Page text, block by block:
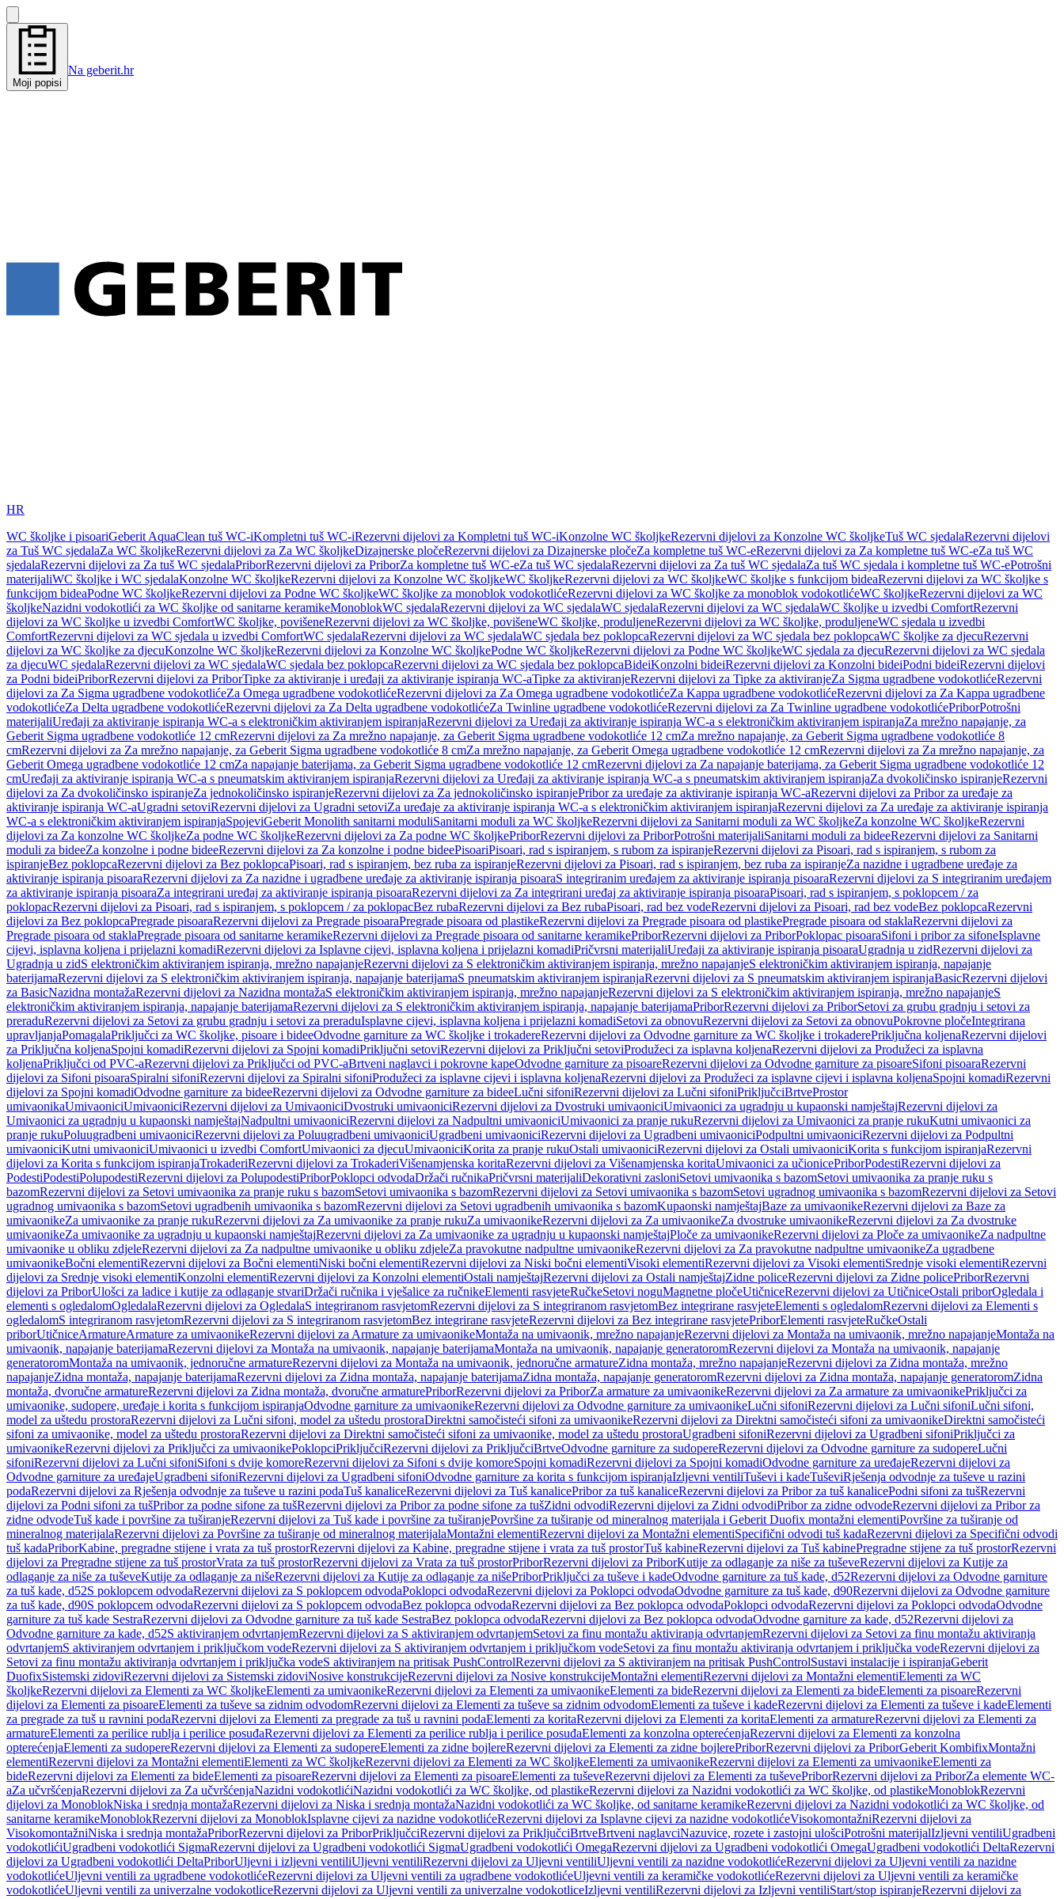
Moji popisi
Na geberit.hr
HR
WC školjke i pisoariGeberit AquaClean tuš WC-iKompletni tuš WC-iRezervni dijelovi za Kompletni tuš WC-iKonzolne WC školjkeRezervni dijelovi za Konzolne WC školjkeTuš WC sjedalaRezervni dijelovi
za Tuš WC sjedalaZa WC školjkeRezervni dijelovi za Za WC školjkeDizajnerske pločeRezervni dijelovi za Dizajnerske pločeZa kompletne tuš WC-eRezervni dijelovi za Za kompletne tuš WC-eZa tuš WC
sjedalaRezervni dijelovi za Za tuš WC sjedalaPriborRezervni dijelovi za PriborZa kompletne tuš WC-eZa tuš WC sjedalaRezervni dijelovi za Za tuš WC sjedalaZa tuš WC sjedala i kompletne tuš WC-ePotrošni
materijaliWC školjke i WC sjedalaKonzolne WC školjkeRezervni dijelovi za Konzolne WC školjkeWC školjkeRezervni dijelovi za WC školjkeWC školjke s funkcijom bideaRezervni dijelovi za WC školjke s
funkcijom bideaPodne WC školjkeRezervni dijelovi za Podne WC školjkeWC školjke za monoblok vodokotlićeRezervni dijelovi za WC školjke za monoblok vodokotlićeWC školjkeRezervni dijelovi za WC
školjkeNazidni vodokotlići za WC školjke od sanitarne keramikeMonoblokWC sjedalaRezervni dijelovi za WC sjedalaWC sjedalaRezervni dijelovi za WC sjedalaWC školjke u izvedbi ComfortRezervni
dijelovi za WC školjke u izvedbi ComfortWC školjke, povišeneRezervni dijelovi za WC školjke, povišeneWC školjke, produljeneRezervni dijelovi za WC školjke, produljeneWC sjedala u izvedbi
ComfortRezervni dijelovi za WC sjedala u izvedbi ComfortWC sjedalaRezervni dijelovi za WC sjedalaWC sjedala bez poklopcaRezervni dijelovi za WC sjedala bez poklopcaWC školjke za djecuRezervni
dijelovi za WC školjke za djecuKonzolne WC školjkeRezervni dijelovi za Konzolne WC školjkePodne WC školjkeRezervni dijelovi za Podne WC školjkeWC sjedala za djecuRezervni dijelovi za WC sjedala
za djecuWC sjedalaRezervni dijelovi za WC sjedalaWC sjedala bez poklopcaRezervni dijelovi za WC sjedala bez poklopcaBideiKonzolni bideiRezervni dijelovi za Konzolni bideiPodni bideiRezervni dijelovi
za Podni bideiPriborRezervni dijelovi za PriborTipke za aktiviranje i uređaji za aktiviranje ispiranja WC-aTipke za aktiviranjeRezervni dijelovi za Tipke za aktiviranjeZa Sigma ugradbene vodokotlićeRezervni
dijelovi za Za Sigma ugradbene vodokotlićeZa Omega ugradbene vodokotlićeRezervni dijelovi za Za Omega ugradbene vodokotlićeZa Kappa ugradbene vodokotlićeRezervni dijelovi za Za Kappa ugradbene
vodokotlićeZa Delta ugradbene vodokotlićeRezervni dijelovi za Za Delta ugradbene vodokotlićeZa Twinline ugradbene vodokotlićeRezervni dijelovi za Za Twinline ugradbene vodokotlićePriborPotrošni
materijaliUređaji za aktiviranje ispiranja WC-a s elektroničkim aktiviranjem ispiranjaRezervni dijelovi za Uređaji za aktiviranje ispiranja WC-a s elektroničkim aktiviranjem ispiranjaZa mrežno napajanje, za
Geberit Sigma ugradbene vodokotliće 12 cmRezervni dijelovi za Za mrežno napajanje, za Geberit Sigma ugradbene vodokotliće 12 cmZa mrežno napajanje, za Geberit Sigma ugradbene vodokotliće 8
cmRezervni dijelovi za Za mrežno napajanje, za Geberit Sigma ugradbene vodokotliće 8 cmZa mrežno napajanje, za Geberit Omega ugradbene vodokotliće 12 cmRezervni dijelovi za Za mrežno napajanje, za
Geberit Omega ugradbene vodokotliće 12 cmZa napajanje baterijama, za Geberit Sigma ugradbene vodokotliće 12 cmRezervni dijelovi za Za napajanje baterijama, za Geberit Sigma ugradbene vodokotliće 12
cmUređaji za aktiviranje ispiranja WC-a s pneumatskim aktiviranjem ispiranjaRezervni dijelovi za Uređaji za aktiviranje ispiranja WC-a s pneumatskim aktiviranjem ispiranjaZa dvokoličinsko ispiranjeRezervni
dijelovi za Za dvokoličinsko ispiranjeZa jednokoličinsko ispiranjeRezervni dijelovi za Za jednokoličinsko ispiranjePribor za uređaje za aktiviranje ispiranja WC-aRezervni dijelovi za Pribor za uređaje za
aktiviranje ispiranja WC-aUgradni setoviRezervni dijelovi za Ugradni setoviZa uređaje za aktiviranje ispiranja WC-a s elektroničkim aktiviranjem ispiranjaRezervni dijelovi za Za uređaje za aktiviranje ispiranja
WC-a s elektroničkim aktiviranjem ispiranjaSpojeviGeberit Monolith sanitarni moduliSanitarni moduli za WC školjkeRezervni dijelovi za Sanitarni moduli za WC školjkeZa konzolne WC školjkeRezervni
dijelovi za Za konzolne WC školjkeZa podne WC školjkeRezervni dijelovi za Za podne WC školjkePriborRezervni dijelovi za PriborPotrošni materijaliSanitarni moduli za bideeRezervni dijelovi za Sanitarni
moduli za bideeZa konzolne i podne bideeRezervni dijelovi za Za konzolne i podne bideePisoariPisoari, rad s ispiranjem, s rubom za ispiranjeRezervni dijelovi za Pisoari, rad s ispiranjem, s rubom za
ispiranjeBez poklopcaRezervni dijelovi za Bez poklopcaPisoari, rad s ispiranjem, bez ruba za ispiranjeRezervni dijelovi za Pisoari, rad s ispiranjem, bez ruba za ispiranjeZa nazidne i ugradbene uređaje za
aktiviranje ispiranja pisoaraRezervni dijelovi za Za nazidne i ugradbene uređaje za aktiviranje ispiranja pisoaraS integriranim uređajem za aktiviranje ispiranja pisoaraRezervni dijelovi za S integriranim uređajem
za aktiviranje ispiranja pisoaraZa integrirani uređaj za aktiviranje ispiranja pisoaraRezervni dijelovi za Za integrirani uređaj za aktiviranje ispiranja pisoaraPisoari, rad s ispiranjem, s poklopcem / za
poklopacRezervni dijelovi za Pisoari, rad s ispiranjem, s poklopcem / za poklopacBez rubaRezervni dijelovi za Bez rubaPisoari, rad bez vodeRezervni dijelovi za Pisoari, rad bez vodeBez poklopcaRezervni
dijelovi za Bez poklopcaPregrade pisoaraRezervni dijelovi za Pregrade pisoaraPregrade pisoara od plastikeRezervni dijelovi za Pregrade pisoara od plastikePregrade pisoara od staklaRezervni dijelovi za
Pregrade pisoara od staklaPregrade pisoara od sanitarne keramikeRezervni dijelovi za Pregrade pisoara od sanitarne keramikePriborRezervni dijelovi za PriborPoklopac pisoaraSifoni i pribor za sifoneIsplavne
cijevi, isplavna koljena i prijelazni komadiRezervni dijelovi za Isplavne cijevi, isplavna koljena i prijelazni komadiPričvrsni materijaliUređaji za aktiviranje ispiranja pisoaraUgradnja u zidRezervni dijelovi za
Ugradnja u zidS elektroničkim aktiviranjem ispiranja, mrežno napajanjeRezervni dijelovi za S elektroničkim aktiviranjem ispiranja, mrežno napajanjeS elektroničkim aktiviranjem ispiranja, napajanje
baterijamaRezervni dijelovi za S elektroničkim aktiviranjem ispiranja, napajanje baterijamaS pneumatskim aktiviranjem ispiranjaRezervni dijelovi za S pneumatskim aktiviranjem ispiranjaBasicRezervni dijelovi
za BasicNazidna montažaRezervni dijelovi za Nazidna montažaS elektroničkim aktiviranjem ispiranja, mrežno napajanjeRezervni dijelovi za S elektroničkim aktiviranjem ispiranja, mrežno napajanjeS
elektroničkim aktiviranjem ispiranja, napajanje baterijamaRezervni dijelovi za S elektroničkim aktiviranjem ispiranja, napajanje baterijamaPriborRezervni dijelovi za PriborSetovi za grubu gradnju i setovi za
preraduRezervni dijelovi za Setovi za grubu gradnju i setovi za preraduIsplavne cijevi, isplavna koljena i prijelazni komadiSetovi za obnovuRezervni dijelovi za Setovi za obnovuPokrovne pločeIntegrirana
upravljanjaPomagalaPriključci za WC školjke, pisoare i bideeOdvodne garniture za WC školjke i trokadereRezervni dijelovi za Odvodne garniture za WC školjke i trokaderePriključna koljenaRezervni dijelovi
za Priključna koljenaSpojni komadiRezervni dijelovi za Spojni komadiPriključni setoviRezervni dijelovi za Priključni setoviProdužeci za isplavna koljenaRezervni dijelovi za Produžeci za isplavna
koljenaPriključci od PVC-aRezervni dijelovi za Priključci od PVC-aBrtveni naglavci i pokrovne kapeOdvodne garniture za pisoareRezervni dijelovi za Odvodne garniture za pisoareSifoni pisoaraRezervni
dijelovi za Sifoni pisoaraSpiralni sifoniRezervni dijelovi za Spiralni sifoniProdužeci za isplavne cijevi i isplavna koljenaRezervni dijelovi za Produžeci za isplavne cijevi i isplavna koljenaSpojni komadiRezervni
dijelovi za Spojni komadiOdvodne garniture za bideeRezervni dijelovi za Odvodne garniture za bideeLučni sifoniRezervni dijelovi za Lučni sifoniPriključciBrtveProstor
umivaonikaUmivaoniciUmivaoniciRezervni dijelovi za UmivaoniciDvostruki umivaoniciRezervni dijelovi za Dvostruki umivaoniciUmivaonici za ugradnju u kupaonski namještajRezervni dijelovi za
Umivaonici za ugradnju u kupaonski namještajNadpultni umivaoniciRezervni dijelovi za Nadpultni umivaoniciUmivaonici za pranje rukuRezervni dijelovi za Umivaonici za pranje rukuKutni umivaonici za
pranje rukuPoluugradbeni umivaoniciRezervni dijelovi za Poluugradbeni umivaoniciUgradbeni umivaoniciRezervni dijelovi za Ugradbeni umivaoniciPodpultni umivaoniciRezervni dijelovi za Podpultni
umivaoniciKutni umivaoniciUmivaonici u izvedbi ComfortUmivaonici za djecuUmivaoniciKorita za pranje rukuOstali umivaoniciRezervni dijelovi za Ostali umivaoniciKorita s funkcijom ispiranjaRezervni
dijelovi za Korita s funkcijom ispiranjaTrokaderiRezervni dijelovi za TrokaderiVišenamjenska koritaRezervni dijelovi za Višenamjenska koritaUmivaonici za učionicePriborPodestiRezervni dijelovi za
PodestiPodestiPolupodestiRezervni dijelovi za PolupodestiPriborPoklopci odvodaDržači ručnikaPričvrsni materijaliDekorativni zasloniSetovi umivaonika s bazomSetovi umivaonika za pranje ruku s
bazomRezervni dijelovi za Setovi umivaonika za pranje ruku s bazomSetovi umivaonika s bazomRezervni dijelovi za Setovi umivaonika s bazomSetovi ugradnog umivaonika s bazomRezervni dijelovi za Setovi
ugradnog umivaonika s bazomSetovi ugradbenih umivaonika s bazomRezervni dijelovi za Setovi ugradbenih umivaonika s bazomKupaonski namještajBaze za umivaonikeRezervni dijelovi za Baze za
umivaonikeZa umivaonike za pranje rukuRezervni dijelovi za Za umivaonike za pranje rukuZa umivaonikeRezervni dijelovi za Za umivaonikeZa dvostruke umivaonikeRezervni dijelovi za Za dvostruke
umivaonikeZa umivaonike za ugradnju u kupaonski namještajRezervni dijelovi za Za umivaonike za ugradnju u kupaonski namještajPloče za umivaonikeRezervni dijelovi za Ploče za umivaonikeZa nadpultne
umivaonike u obliku zdjeleRezervni dijelovi za Za nadpultne umivaonike u obliku zdjeleZa pravokutne nadpultne umivaonikeRezervni dijelovi za Za pravokutne nadpultne umivaonikeZa ugradbene
umivaonikeBočni elementiRezervni dijelovi za Bočni elementiNiski bočni elementiRezervni dijelovi za Niski bočni elementiVisoki elementiRezervni dijelovi za Visoki elementiSrednje visoki elementiRezervni
dijelovi za Srednje visoki elementiKonzolni elementiRezervni dijelovi za Konzolni elementiOstali namještajRezervni dijelovi za Ostali namještajZidne policeRezervni dijelovi za Zidne policePriborRezervni
dijelovi za PriborUlošci za ladice i kutije za odlaganje stvariDržači ručnika i vješalice za ručnikeElementi rasvjeteRučkeSetovi noguMagnetne pločeUtičniceRezervni dijelovi za UtičniceOstali priborOgledala i
elementi s ogledalomOgledalaRezervni dijelovi za OgledalaS integriranom rasvjetomRezervni dijelovi za S integriranom rasvjetomBez integrirane rasvjeteElementi s ogledalomRezervni dijelovi za Elementi s
ogledalomS integriranom rasvjetomRezervni dijelovi za S integriranom rasvjetomBez integrirane rasvjeteRezervni dijelovi za Bez integrirane rasvjetePriborElementi rasvjeteRučkeOstali
priborUtičniceArmatureArmature za umivaonikeRezervni dijelovi za Armature za umivaonikeMontaža na umivaonik, mrežno napajanjeRezervni dijelovi za Montaža na umivaonik, mrežno napajanjeMontaža na
umivaonik, napajanje baterijamaRezervni dijelovi za Montaža na umivaonik, napajanje baterijamaMontaža na umivaonik, napajanje generatoromRezervni dijelovi za Montaža na umivaonik, napajanje
generatoromMontaža na umivaonik, jednoručne armatureRezervni dijelovi za Montaža na umivaonik, jednoručne armatureZidna montaža, mrežno napajanjeRezervni dijelovi za Zidna montaža, mrežno
napajanjeZidna montaža, napajanje baterijamaRezervni dijelovi za Zidna montaža, napajanje baterijamaZidna montaža, napajanje generatoromRezervni dijelovi za Zidna montaža, napajanje generatoromZidna
montaža, dvoručne armatureRezervni dijelovi za Zidna montaža, dvoručne armaturePriborRezervni dijelovi za PriborZa armature za umivaonikeRezervni dijelovi za Za armature za umivaonikePriključci za
umivaonike, sudopere, uređaje i korita s funkcijom ispiranjaOdvodne garniture za umivaonikeRezervni dijelovi za Odvodne garniture za umivaonikeLučni sifoniRezervni dijelovi za Lučni sifoniLučni sifoni,
model za uštedu prostoraRezervni dijelovi za Lučni sifoni, model za uštedu prostoraDirektni samočisteći sifoni za umivaonikeRezervni dijelovi za Direktni samočisteći sifoni za umivaonikeDirektni samočisteći
sifoni za umivaonike, model za uštedu prostoraRezervni dijelovi za Direktni samočisteći sifoni za umivaonike, model za uštedu prostoraUgradbeni sifoniRezervni dijelovi za Ugradbeni sifoniPriključci za
umivaonikeRezervni dijelovi za Priključci za umivaonikePoklopciPriključciRezervni dijelovi za PriključciBrtveOdvodne garniture za sudopereRezervni dijelovi za Odvodne garniture za sudopereLučni
sifoniRezervni dijelovi za Lučni sifoniSifoni s dvije komoreRezervni dijelovi za Sifoni s dvije komoreSpojni komadiRezervni dijelovi za Spojni komadiOdvodne garniture za uređajeRezervni dijelovi za
Odvodne garniture za uređajeUgradbeni sifoniRezervni dijelovi za Ugradbeni sifoniOdvodne garniture za korita s funkcijom ispiranjaIzljevni ventiliTuševi i kadeTuševiRješenja odvodnje za tuševe u razini
podaRezervni dijelovi za Rješenja odvodnje za tuševe u razini podaTuš kanaliceRezervni dijelovi za Tuš kanalicePribor za tuš kanaliceRezervni dijelovi za Pribor za tuš kanalicePodni sifoni za tušRezervni
dijelovi za Podni sifoni za tušPribor za podne sifone za tušRezervni dijelovi za Pribor za podne sifone za tušZidni odvodiRezervni dijelovi za Zidni odvodiPribor za zidne odvodeRezervni dijelovi za Pribor za
zidne odvodeTuš kade i površine za tuširanjeRezervni dijelovi za Tuš kade i površine za tuširanjePovršine za tuširanje od mineralnog materijala i Geberit Duofix montažni elementiPovršine za tuširanje od
mineralnog materijalaRezervni dijelovi za Površine za tuširanje od mineralnog materijalaMontažni elementiRezervni dijelovi za Montažni elementiSpecifični odvodi tuš kadaRezervni dijelovi za Specifični odvodi
tuš kadaPriborKabine, pregradne stijene i vrata za tuš prostorRezervni dijelovi za Kabine, pregradne stijene i vrata za tuš prostorTuš kabineRezervni dijelovi za Tuš kabinePregradne stijene za tuš prostorRezervni
dijelovi za Pregradne stijene za tuš prostorVrata za tuš prostorRezervni dijelovi za Vrata za tuš prostorPriborRezervni dijelovi za PriborKutije za odlaganje za niše za tuševeRezervni dijelovi za Kutije za
odlaganje za niše za tuševeKutije za odlaganje za nišeRezervni dijelovi za Kutije za odlaganje za nišePriborPriključci za tuševe i kadeOdvodne garniture za tuš kade, d52Rezervni dijelovi za Odvodne garniture
za tuš kade, d52S poklopcem odvodaRezervni dijelovi za S poklopcem odvodaPoklopci odvodaRezervni dijelovi za Poklopci odvodaOdvodne garniture za tuš kade, d90Rezervni dijelovi za Odvodne garniture
za tuš kade, d90S poklopcem odvodaRezervni dijelovi za S poklopcem odvodaBez poklopca odvodaRezervni dijelovi za Bez poklopca odvodaPoklopci odvodaRezervni dijelovi za Poklopci odvodaOdvodne
garniture za tuš kade SestraRezervni dijelovi za Odvodne garniture za tuš kade SestraBez poklopca odvodaRezervni dijelovi za Bez poklopca odvodaOdvodne garniture za kade, d52Rezervni dijelovi za
Odvodne garniture za kade, d52S aktiviranjem odvrtanjemRezervni dijelovi za S aktiviranjem odvrtanjemSetovi za finu montažu aktiviranja odvrtanjemRezervni dijelovi za Setovi za finu montažu aktiviranja
odvrtanjemS aktiviranjem odvrtanjem i priključkom vodeRezervni dijelovi za S aktiviranjem odvrtanjem i priključkom vodeSetovi za finu montažu aktiviranja odvrtanjem i priključka vodeRezervni dijelovi za
Setovi za finu montažu aktiviranja odvrtanjem i priključka vodeS aktiviranjem na pritisak PushControlRezervni dijelovi za S aktiviranjem na pritisak PushControlSustavi instalacije i ispiranjaGeberit
DuofixSistemski zidoviRezervni dijelovi za Sistemski zidoviNosive konstrukcijeRezervni dijelovi za Nosive konstrukcijeMontažni elementiRezervni dijelovi za Montažni elementiElementi za WC
školjkeRezervni dijelovi za Elementi za WC školjkeElementi za umivaonikeRezervni dijelovi za Elementi za umivaonikeElementi za bideRezervni dijelovi za Elementi za bideElementi za pisoareRezervni
dijelovi za Elementi za pisoareElementi za tuševe sa zidnim odvodomRezervni dijelovi za Elementi za tuševe sa zidnim odvodomElementi za tuševe i kadeRezervni dijelovi za Elementi za tuševe i kadeElementi
za pregrade za tuš u ravnini podaRezervni dijelovi za Elementi za pregrade za tuš u ravnini podaElementi za koritaRezervni dijelovi za Elementi za koritaElementi za armatureRezervni dijelovi za Elementi za
armatureElementi za perilice rublja i perilice posuđaRezervni dijelovi za Elementi za perilice rublja i perilice posuđaElementi za konzolna opterećenjaRezervni dijelovi za Elementi za konzolna
opterećenjaElementi za sudopereRezervni dijelovi za Elementi za sudopereElementi za zidne bojlereRezervni dijelovi za Elementi za zidne bojlerePriborRezervni dijelovi za PriborGeberit KombifixMontažni
elementiRezervni dijelovi za Montažni elementiElementi za WC školjkeRezervni dijelovi za Elementi za WC školjkeElementi za umivaonikeRezervni dijelovi za Elementi za umivaonikeElementi za
bideRezervni dijelovi za Elementi za bideElementi za pisoareRezervni dijelovi za Elementi za pisoareElementi za tuševeRezervni dijelovi za Elementi za tuševePriborRezervni dijelovi za PriborZa elemente WC-
aZa učvršćenjaRezervni dijelovi za Za učvršćenjaNazidni vodokotlićiNazidni vodokotlići za WC školjke, od plastikeRezervni dijelovi za Nazidni vodokotlići za WC školjke, od plastikeMonoblokRezervni
dijelovi za MonoblokNiska i srednja montažaRezervni dijelovi za Niska i srednja montažaNazidni vodokotlići za WC školjke, od sanitarne keramikeRezervni dijelovi za Nazidni vodokotlići za WC školjke, od
sanitarne keramikeMonoblokRezervni dijelovi za MonoblokIsplavne cijevi za nazidne vodokotlićeRezervni dijelovi za Isplavne cijevi za nazidne vodokotlićeVisokomontažniRezervni dijelovi za
VisokomontažniNiska i srednja montažaPriborRezervni dijelovi za PriborPriključciRezervni dijelovi za PriključciBrtveBrtveni naglavciNazuvice, rozete i zastojni ulošciPotrošni materijalIzljevni ventiliUgradbeni
vodokotlićiUgradbeni vodokotlići SigmaRezervni dijelovi za Ugradbeni vodokotlići SigmaUgradbeni vodokotlići OmegaRezervni dijelovi za Ugradbeni vodokotlići OmegaUgradbeni vodokotlići DeltaRezervni
dijelovi za Ugradbeni vodokotlići DeltaPriborUljevni i izljevni ventiliUljevni ventiliRezervni dijelovi za Uljevni ventiliUljevni ventili za nazidne vodokotlićeRezervni dijelovi za Uljevni ventili za nazidne
vodokotlićeUljevni ventili za ugradbene vodokotlićeRezervni dijelovi za Uljevni ventili za ugradbene vodokotlićeUljevni ventili za keramičke vodokotlićeRezervni dijelovi za Uljevni ventili za keramičke
vodokotlićeUljevni ventili za univerzalne vodokotliceRezervni dijelovi za Uljevni ventili za univerzalne vodokotliceIzljevni ventiliRezervni dijelovi za Izljevni ventiliStart/stop ispiranjeRezervni dijelovi za